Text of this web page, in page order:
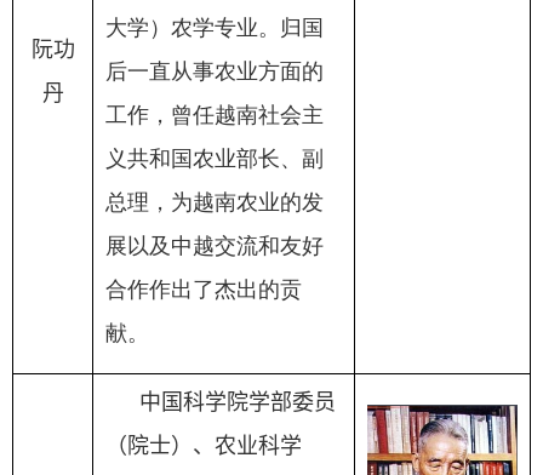
阮功
丹
大学）农学专业。归国
后一直从事农业方面的
工作，曾任越南社会主
义共和国农业部长、副
总理，为越南农业的发
展以及中越交流和友好
合作作出了杰出的贡
献。
中国科学院学部委员
（院士） 、 农业科学